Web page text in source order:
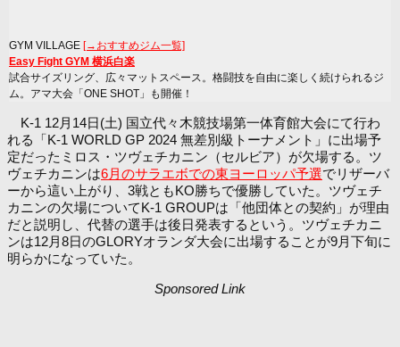
GYM VILLAGE [→おすすめジム一覧]
Easy Fight GYM 横浜白楽
試合サイズリング、広々マットスペース。格闘技を自由に楽しく続けられるジ
ム。アマ大会「ONE SHOT」も開催！
K-1 12月14日(土) 国立代々木競技場第一体育館大会にて行わ
れる「K-1 WORLD GP 2024 無差別級トーナメント」に出場予
定だったミロス・ツヴェチカニン（セルビア）が欠場する。ツ
ヴェチカニンは6月のサラエボでの東ヨーロッパ予選でリザーバ
ーから這い上がり、3戦ともKO勝ちで優勝していた。ツヴェチ
カニンの欠場についてK-1 GROUPは「他団体との契約」が理由
だと説明し、代替の選手は後日発表するという。ツヴェチカニ
ンは12月8日のGLORYオランダ大会に出場することが9月下旬に
明らかになっていた。
Sponsored Link